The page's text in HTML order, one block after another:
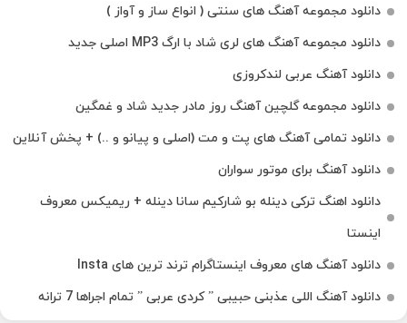
دانلود مجموعه آهنگ های سنتی ( انواع ساز و آواز )
دانلود مجموعه آهنگ های لری شاد با ارگ MP3 اصلی جدید
دانلود آهنگ عربی لندکروزی
دانلود مجموعه گلچین آهنگ روز مادر جدید شاد و غمگین
دانلود تمامی آهنگ های پت و مت (اصلی و پیانو و ..) + پخش آنلاین
دانلود آهنگ برای موتور سواران
دانلود اهنگ ترکی دینله بو شارکیم سانا دینله + ریمیکس معروف
اینستا
دانلود آهنگ‌ های معروف اینستاگرام ترند ترین های Insta
دانلود آهنگ اللی عذبنی حبیبی ” کردی عربی ” تمام اجراها 7 ترانه